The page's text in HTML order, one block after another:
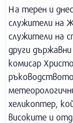
На терен и
служители на
служители на
други
комисар
хеликоптер,
високите и